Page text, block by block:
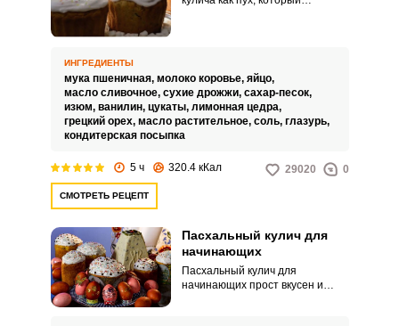
очень вкусным.
ИНГРЕДИЕНТЫ
мука пшеничная, молоко коровье, яйцо,
масло сливочное, сухие дрожжи, сахар-песок,
изюм, ванилин, цукаты, лимонная цедра,
грецкий орех, масло растительное, соль, глазурь,
кондитерская посыпка
5 ч 320.4 кКал 29020 0
СМОТРЕТЬ РЕЦЕПТ
Пасхальный кулич для
начинающих
Пасхальный кулич для
начинающих прост вкусен и